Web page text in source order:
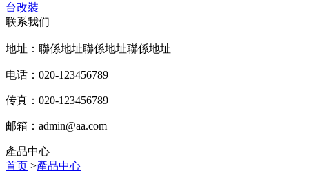
台改裝
联系我们
地址：聯係地址聯係地址聯係地址
电话：020-123456789
传真：020-123456789
邮箱： admin@aa.com
產品中心
首页 >產品中心